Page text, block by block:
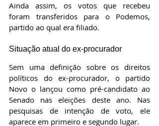
Ainda assim, os votos que recebeu
foram transferidos para o Podemos,
partido ao qual era filiado.
Situação atual do ex-procurador
Sem uma definição sobre os direitos
políticos do ex-procurador, o partido
Novo o lançou como pré-candidato ao
Senado nas eleições deste ano. Nas
pesquisas de intenção de voto, ele
aparece em primeiro e segundo lugar.